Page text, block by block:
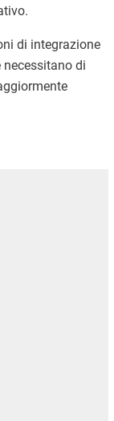
di integrazione
di